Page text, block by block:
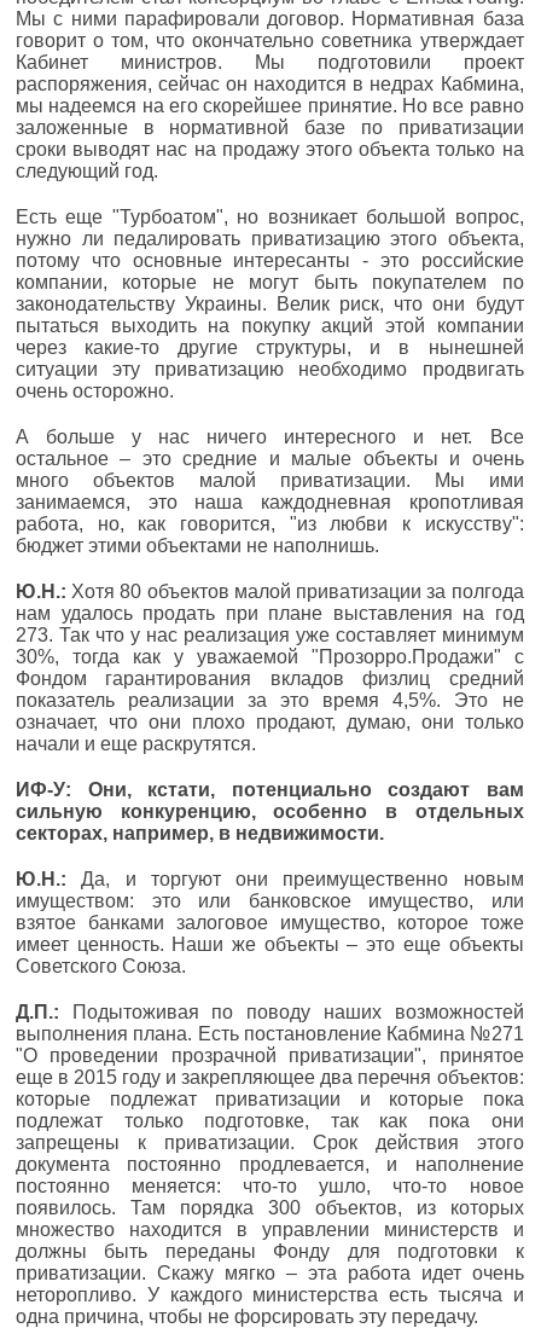
Мы с ними парафировали договор. Нормативная база
говорит о том, что окончательно советника утверждает
Кабинет министров. Мы подготовили проект
распоряжения, сейчас он находится в недрах Кабмина,
мы надеемся на его скорейшее принятие. Но все равно
заложенные в нормативной базе по приватизации
сроки выводят нас на продажу этого объекта только на
следующий год.
Есть еще "Турбоатом", но возникает большой вопрос,
нужно ли педалировать приватизацию этого объекта,
потому что основные интересанты - это российские
компании, которые не могут быть покупателем по
законодательству Украины. Велик риск, что они будут
пытаться выходить на покупку акций этой компании
через какие-то другие структуры, и в нынешней
ситуации эту приватизацию необходимо продвигать
очень осторожно.
А больше у нас ничего интересного и нет. Все
остальное – это средние и малые объекты и очень
много объектов малой приватизации. Мы ими
занимаемся, это наша каждодневная кропотливая
работа, но, как говорится, "из любви к искусству":
бюджет этими объектами не наполнишь.
Ю.Н.: Хотя 80 объектов малой приватизации за полгода
нам удалось продать при плане выставления на год
273. Так что у нас реализация уже составляет минимум
30%, тогда как у уважаемой "Прозорро.Продажи" с
Фондом гарантирования вкладов физлиц средний
показатель реализации за это время 4,5%. Это не
означает, что они плохо продают, думаю, они только
начали и еще раскрутятся.
ИФ-У: Они, кстати, потенциально создают вам
сильную конкуренцию, особенно в отдельных
секторах, например, в недвижимости.
Ю.Н.: Да, и торгуют они преимущественно новым
имуществом: это или банковское имущество, или
взятое банками залоговое имущество, которое тоже
имеет ценность. Наши же объекты – это еще объекты
Советского Союза.
Д.П.: Подытоживая по поводу наших возможностей
выполнения плана. Есть постановление Кабмина №271
"О проведении прозрачной приватизации", принятое
еще в 2015 году и закрепляющее два перечня объектов:
которые подлежат приватизации и которые пока
подлежат только подготовке, так как пока они
запрещены к приватизации. Срок действия этого
документа постоянно продлевается, и наполнение
постоянно меняется: что-то ушло, что-то новое
появилось. Там порядка 300 объектов, из которых
множество находится в управлении министерств и
должны быть переданы Фонду для подготовки к
приватизации. Скажу мягко – эта работа идет очень
неторопливо. У каждого министерства есть тысяча и
одна причина, чтобы не форсировать эту передачу.